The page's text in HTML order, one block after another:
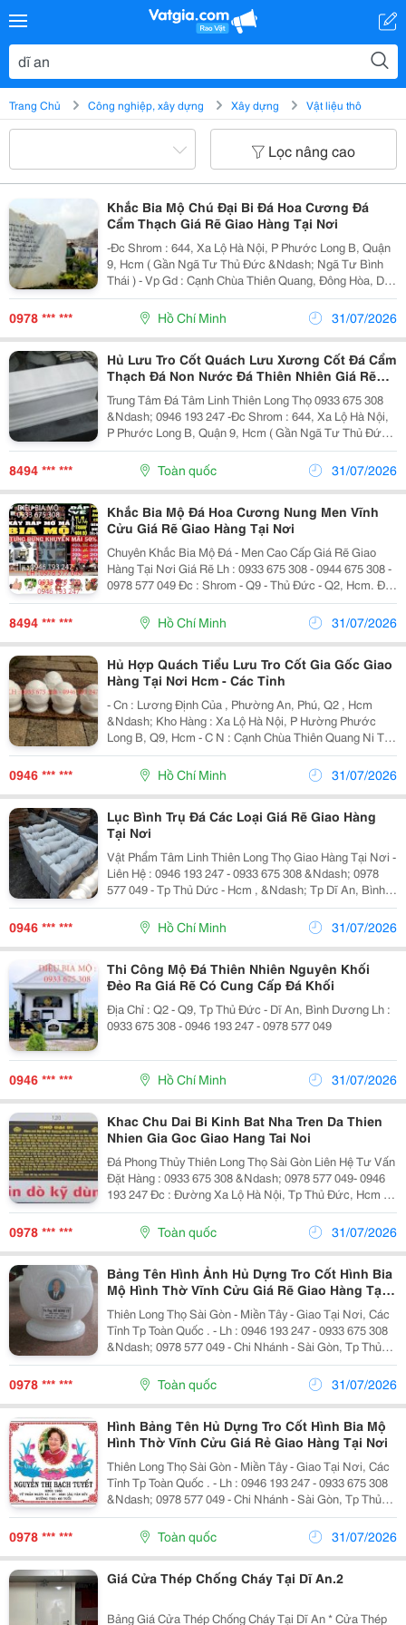
Trang Chủ Công nghiệp, xây dựng Xây dựng Vật liệu thô
Lọc nâng cao
Khắc Bia Mộ Chú Đại Bi Đá Hoa Cương Đá
Cẩm Thạch Giá Rẽ Giao Hàng Tại Nơi
-Đc Shrom : 644, Xa Lộ Hà Nội, P Phước Long B, Quận
9, Hcm ( Gần Ngã Tư Thủ Đức &Ndash; Ngã Tư Bình
Thái ) - Vp Gd : Cạnh Chùa Thiên Quang, Đông Hòa, Dĩ
An, Bình Dương ( Gần Ngã Ba Cây Lơn &Ndash; Chợ
Đông Hòa ) Đc Mail : Dieuthienlongvie
0978 *** *** Hồ Chí Minh 31/07/2026
Hủ Lưu Tro Cốt Quách Lưu Xương Cốt Đá Cẩm
Thạch Đá Non Nước Đá Thiên Nhiên Giá Rẽ
Giao Hàng Tại Nơi
Trung Tâm Đá Tâm Linh Thiên Long Thọ 0933 675 308
&Ndash; 0946 193 247 -Đc Shrom : 644, Xa Lộ Hà Nội,
P Phước Long B, Quận 9, Hcm ( Gần Ngã Tư Thủ Đức
&Ndash; Ngã Tư Bình Thái ) - Vp Gd : Cạnh Chùa Thiên
Quang, Đông Hòa, Dĩ An, Bình...
8494 *** *** Toàn quốc 31/07/2026
Khắc Bia Mộ Đá Hoa Cương Nung Men Vĩnh
Cửu Giá Rẽ Giao Hàng Tại Nơi
Chuyên Khắc Bia Mộ Đá - Men Cao Cấp Giá Rẽ Giao
Hàng Tại Nơi Giá Rẽ Lh : 0933 675 308 - 0944 675 308 -
0978 577 049 Đc : Shrom - Q9 - Thủ Đức - Q2, Hcm. Địa
Chỉ Bình Dương : Gần Chùa Thiên Quang - Phường
Đông Hòa - Dĩ An - Bình Dương .
8494 *** *** Hồ Chí Minh 31/07/2026
Hủ Hợp Quách Tiểu Lưu Tro Cốt Gia Gốc Giao
Hàng Tại Nơi Hcm - Các Tỉnh
- Cn : Lương Định Của , Phường An, Phú, Q2 , Hcm
&Ndash; Kho Hàng : Xa Lộ Hà Nội, P Hường Phước
Long B, Q9, Hcm - C N : Cạnh Chùa Thiên Quang Ni Tự,
P Đông Hòa - Tp Dĩ An, Bình Dương. - Cn, Chợ Đồn,
Đường Nguyễn Tri Phương, P Bửu Hòa, Biên Hòa,...
0946 *** *** Hồ Chí Minh 31/07/2026
Lục Bình Trụ Đá Các Loại Giá Rẽ Giao Hàng
Tại Nơi
Vật Phẩm Tâm Linh Thiên Long Thọ Giao Hàng Tại Nơi -
Liên Hệ : 0946 193 247 - 0933 675 308 &Ndash; 0978
577 049 - Tp Thủ Dức - Hcm , &Ndash; Tp Dĩ An, Bình
Dương &Ndash; Tp Biên Hòa Đồng Nai &Ndash; Long
0946 *** *** Hồ Chí Minh 31/07/2026
Thi Công Mộ Đá Thiên Nhiên Nguyên Khối
Đẻo Ra Giá Rẽ Có Cung Cấp Đá Khối
Địa Chỉ : Q2 - Q9, Tp Thủ Đức - Dĩ An, Bình Dương Lh :
0933 675 308 - 0946 193 247 - 0978 577 049
0946 *** *** Hồ Chí Minh 31/07/2026
Khac Chu Dai Bi Kinh Bat Nha Tren Da Thien
Nhien Gia Goc Giao Hang Tai Noi
Đá Phong Thủy Thiên Long Thọ Sài Gòn Liên Hệ Tư Vấn
Đặt Hàng : 0933 675 308 &Ndash; 0978 577 049- 0946
193 247 Đc : Đường Xa Lộ Hà Nội, Tp Thủ Đức, Hcm -
Gần Chùa Thiên Quang, Phường Đông Hòa, Tp Dĩ An,
Bình Dương - Gần Chợ Đồn, Phường...
0978 *** *** Toàn quốc 31/07/2026
Bảng Tên Hình Ảnh Hủ Dựng Tro Cốt Hình Bia
Mộ Hình Thờ Vĩnh Cửu Giá Rẽ Giao Hàng Tại
Nơi
Thiên Long Thọ Sài Gòn - Miền Tây - Giao Tại Nơi, Các
Tỉnh Tp Toàn Quốc . - Lh : 0946 193 247 - 0933 675 308
&Ndash; 0978 577 049 - Chi Nhánh - Sài Gòn, Tp Thủ
Dức - Tp Dĩ An, Bình Dương &Ndash; Tp Biên Hòa
0978 *** *** Toàn quốc 31/07/2026
Hình Bảng Tên Hủ Dựng Tro Cốt Hình Bia Mộ
Hình Thờ Vĩnh Cửu Giá Rẻ Giao Hàng Tại Nơi
Thiên Long Thọ Sài Gòn - Miền Tây - Giao Tại Nơi, Các
Tỉnh Tp Toàn Quốc . - Lh : 0946 193 247 - 0933 675 308
&Ndash; 0978 577 049 - Chi Nhánh - Sài Gòn, Tp Thủ
Dức - Tp Dĩ An, Bình Dương &Ndash; Tp Biên Hòa
0978 *** *** Toàn quốc 31/07/2026
Giá Cửa Thép Chống Cháy Tại Dĩ An.2
Bảng Giá Cửa Thép Chống Cháy Tại Dĩ An * Cửa Thép